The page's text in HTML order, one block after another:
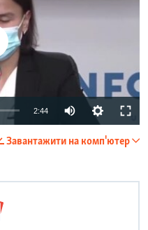
360p 480p
available
2:44 Auto
480p
Завантажити на комп'ютер